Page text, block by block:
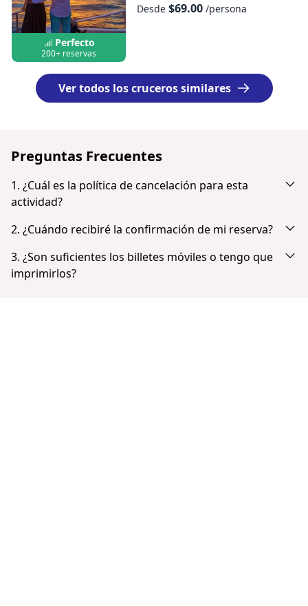
Perfecto
200+ reservas
Desde $69.00/persona
Ver todos los cruceros similares
Preguntas Frecuentes
1. ¿Cuál es la política de cancelación para esta
actividad?
Cancela con hasta 24 horas de antelación y recibe un
reembolso completo.
2. ¿Cuándo recibiré la confirmación de mi reserva?
Recibirás una notificación por correo electrónico justo
después de realizar el pago con éxito. Si no lo ves en tu
bandeja de entrada, comprueba tu carpeta de correo no
3. ¿Son suficientes los billetes móviles o tengo que
imprimirlos?